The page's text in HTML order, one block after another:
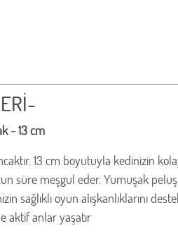
- 13 cm
13 cm boyutuyla kedinizin
süre meşgul eder. Yumuşak
oyun alışkanlıklarını
aktif anlar yaşatır